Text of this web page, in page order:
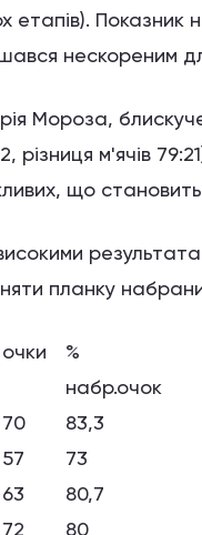
етапів).
нескореним
Мороза,
різниця м'ячів
що становить
планку
очки
%
набр.очок
70
83,3
57
73
63
80,7
72 80